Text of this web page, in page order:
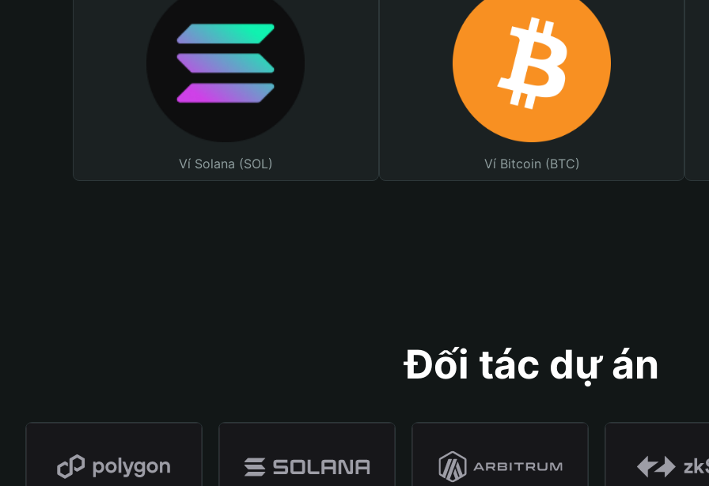
Ví Solana (SOL) Ví Bitcoin (BTC)
Đối tác dự án